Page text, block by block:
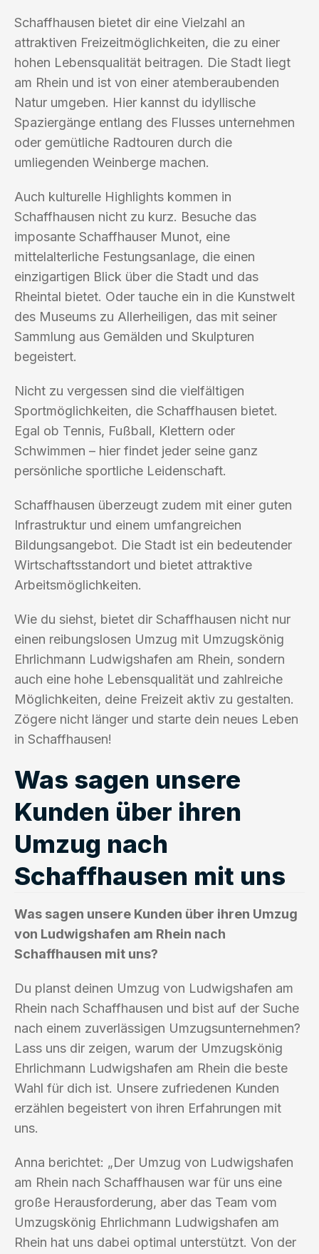
Schaffhausen bietet dir eine Vielzahl an
attraktiven Freizeitmöglichkeiten, die zu einer
hohen Lebensqualität beitragen. Die Stadt liegt
am Rhein und ist von einer atemberaubenden
Natur umgeben. Hier kannst du idyllische
Spaziergänge entlang des Flusses unternehmen
oder gemütliche Radtouren durch die
umliegenden Weinberge machen.
Auch kulturelle Highlights kommen in
Schaffhausen nicht zu kurz. Besuche das
imposante Schaffhauser Munot, eine
mittelalterliche Festungsanlage, die einen
einzigartigen Blick über die Stadt und das
Rheintal bietet. Oder tauche ein in die Kunstwelt
des Museums zu Allerheiligen, das mit seiner
Sammlung aus Gemälden und Skulpturen
begeistert.
Nicht zu vergessen sind die vielfältigen
Sportmöglichkeiten, die Schaffhausen bietet.
Egal ob Tennis, Fußball, Klettern oder
Schwimmen – hier findet jeder seine ganz
persönliche sportliche Leidenschaft.
Schaffhausen überzeugt zudem mit einer guten
Infrastruktur und einem umfangreichen
Bildungsangebot. Die Stadt ist ein bedeutender
Wirtschaftsstandort und bietet attraktive
Arbeitsmöglichkeiten.
Wie du siehst, bietet dir Schaffhausen nicht nur
einen reibungslosen Umzug mit Umzugskönig
Ehrlichmann Ludwigshafen am Rhein, sondern
auch eine hohe Lebensqualität und zahlreiche
Möglichkeiten, deine Freizeit aktiv zu gestalten.
Zögere nicht länger und starte dein neues Leben
in Schaffhausen!
Was sagen unsere
Kunden über ihren
Umzug nach
Schaffhausen mit uns
Was sagen unsere Kunden über ihren Umzug
von Ludwigshafen am Rhein nach
Schaffhausen mit uns?
Du planst deinen Umzug von Ludwigshafen am
Rhein nach Schaffhausen und bist auf der Suche
nach einem zuverlässigen Umzugsunternehmen?
Lass uns dir zeigen, warum der Umzugskönig
Ehrlichmann Ludwigshafen am Rhein die beste
Wahl für dich ist. Unsere zufriedenen Kunden
erzählen begeistert von ihren Erfahrungen mit
uns.
Anna berichtet: „Der Umzug von Ludwigshafen
am Rhein nach Schaffhausen war für uns eine
große Herausforderung, aber das Team vom
Umzugskönig Ehrlichmann Ludwigshafen am
Rhein hat uns dabei optimal unterstützt. Von der